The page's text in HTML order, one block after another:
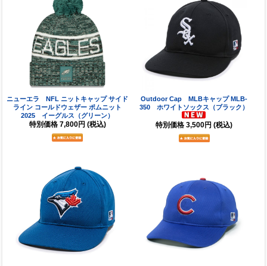
ニューエラ NFL ニットキャップ サイド
ライン コールドウェザー ポムニット
2025 イーグルス（グリーン）
特別価格 7,800円 (税込)
Outdoor Cap MLBキャップ MLB-
350 ホワイトソックス（ブラック）
特別価格 3,500円 (税込)